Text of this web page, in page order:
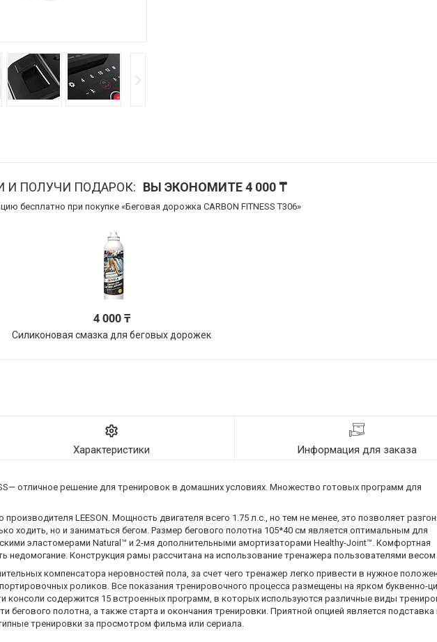
И ПОЛУЧИ ПОДАРОК ВЫ ЭКОНОМИТЕ 4 000 ₸
бесплатно при покупке «Беговая дорожка CARBON FITNESS T306»
4 000 ₸
Силиконовая смазка для беговых дорожек
Характеристики Информация для заказа
отличное решение для тренировок в домашних условиях. Множество готовых программ для
LEESON. Мощность двигателя всего 1.75 л.с., но тем не менее, это позволяет
ходить, но и заниматься бегом. Размер бегового полотна 105*40 см является оптимальным для
эластомерами Natural™ и 2-мя дополнительными амортизаторами Healthy-Joint™. Комфортная
недомогание. Конструкция рамы рассчитана на использование тренажера пользователями весом
компенсатора неровностей пола, за счет чего тренажер легко привести в нужное
роликов. Все показания тренировочного процесса размещены на ярком буквенно-
консоли содержится 15 встроенных программ, в которых используются различные виды
полотна, а также старта и окончания тренировки. Приятной опцией является подставка
тренировки за просмотром фильма или сериала.